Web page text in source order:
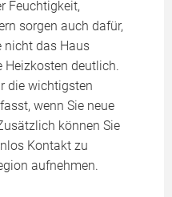
Feuchtigkeit,
sorgen auch dafür,
nicht das Haus
Heizkosten deutlich.
die wichtigsten
wenn Sie neue
können Sie
Kontakt zu
aufnehmen.